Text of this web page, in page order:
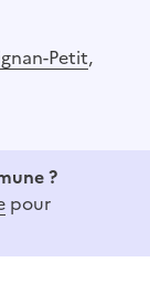
Petit,
?
pour